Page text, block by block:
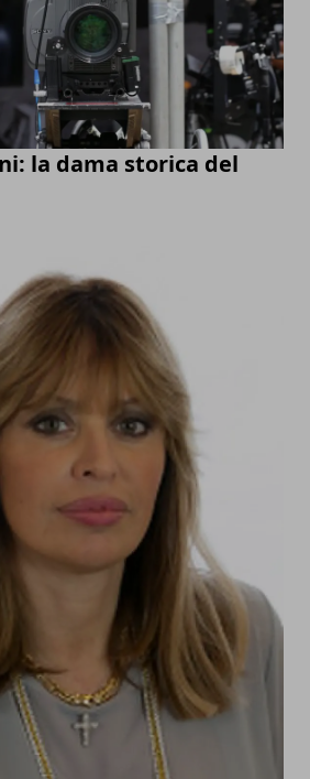
la dama storica del